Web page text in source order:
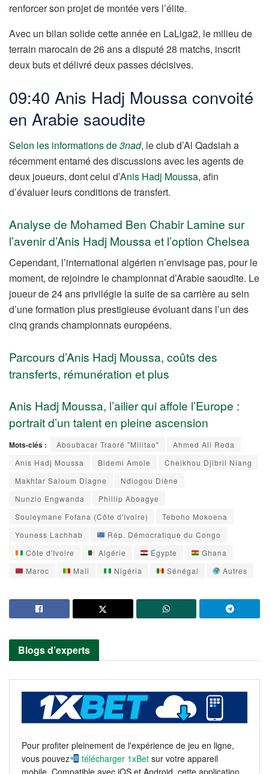
renforcer son projet de montée vers l’élite.
Avec un bilan solide cette année en LaLiga2, le milieu de
terrain marocain de 26 ans a disputé 28 matchs, inscrit
deux buts et délivré deux passes décisives.
09:40 Anis Hadj Moussa convoité
en Arabie saoudite
Selon les informations de3nad, le club d’Al Qadsiah a
récemment entamé des discussions avec les agents de
deux joueurs, dont celui d’Anis Hadj Moussa, afin
d’évaluer leurs conditions de transfert.
Analyse de Mohamed Ben Chabir Lamine sur
l’avenir d’Anis Hadj Moussa et l’option Chelsea
Cependant, l’international algérien n’envisage pas, pour le
moment, de rejoindre le championnat d’Arabie saoudite. Le
joueur de 24 ans privilégie la suite de sa carrière au sein
d’une formation plus prestigieuse évoluant dans l’un des
cinq grands championnats européens.
Parcours d’Anis Hadj Moussa, coûts des
transferts, rémunération et plus
Anis Hadj Moussa, l’ailier qui affole l’Europe :
portrait d’un talent en pleine ascension
Mots-clés : Aboubacar Traoré "Militao"
Ahmed Ali Reda
Anis Hadj Moussa
Bidemi Amole
Cheikhou Djibril Niang
Makhtar Saloum Diagne
Ndiogou Diène
Nunzio Engwanda
Phillip Aboagye
Souleymane Fofana (Côte d'Ivoire)
Teboho Mokoena
Youness Lachhab
Rép. Démocratique du Congo
Côte d'Ivoire
Algérie Égypte
Ghana
Maroc
Mali Nigéria Sénégal Autres
Blogs d’experts
Pour profiter pleinement de l'expérience de jeu en ligne,
vous pouvez
télécharger 1xBet sur votre appareil
mobile. Compatible avec iOS et Android, cette application